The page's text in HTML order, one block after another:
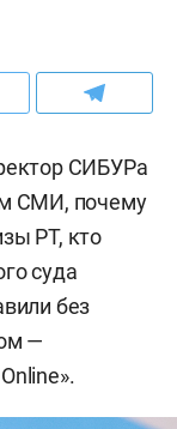
СИБУРа
СМИ, почему
РТ, кто
суда
без
—